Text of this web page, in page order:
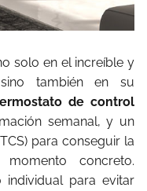
solo en el increíble y
también en su
de control
semanal, y un
para conseguir la
concreto.
para evitar